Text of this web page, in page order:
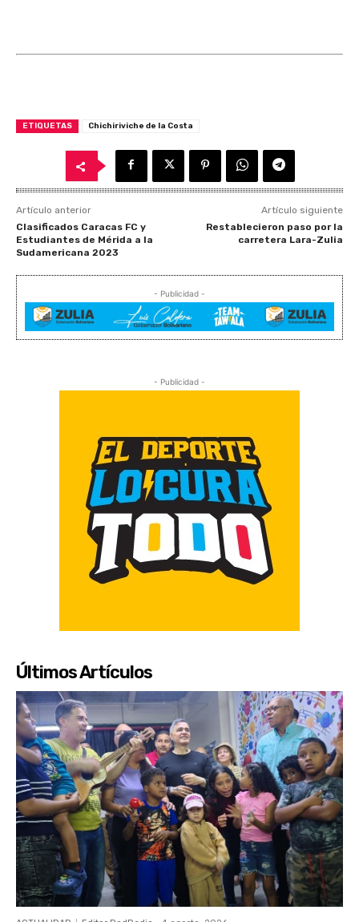
ETIQUETAS Chichiriviche de la Costa
Artículo anterior
Clasificados Caracas FC y
Estudiantes de Mérida a la
Sudamericana 2023
Artículo siguiente
Restablecieron paso por la
carretera Lara-Zulia
- Publicidad -
- Publicidad -
Últimos Artículos